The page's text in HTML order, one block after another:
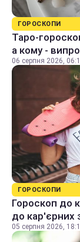
ГОРОСКОПИ
Таро-
а кому -
06 серпня 2026,
ГОРОСКОПИ
Гороскоп до
до кар'єрних
05 серпня 2026,